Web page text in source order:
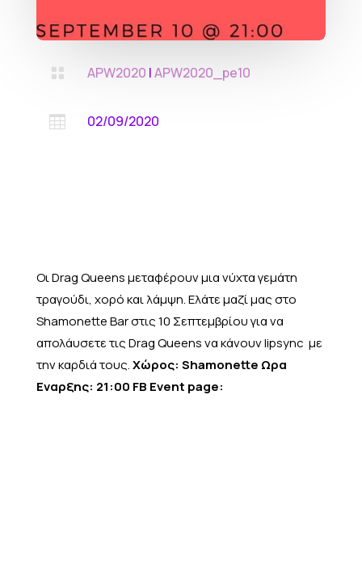
 APW2020 |APW2020_pe10
 02/09/2020
Οι Drag Queens μεταφέρουν μια νύχτα γεμάτη
τραγούδι, χορό και λάμψη. Ελάτε μαζί μας στο
Shamonette Bar στις 10 Σεπτεμβρίου για να
απολάυσετε τις Drag Queens να κάνουν lipsync με
την καρδιά τους.Χώρος: Shamonette Ωρα
Εναρξης: 21:00 FB Event page: